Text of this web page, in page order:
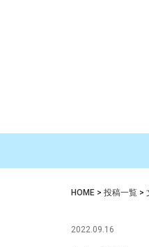
HOME > 投稿一覧 >
2022.09.16